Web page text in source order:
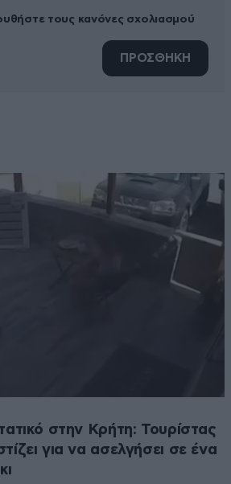
τους κανόνες σχολιασμού
ΠΡΟΣΘΗΚΗ
στην Κρήτη: Τουρίστας
για να ασελγήσει σε ένα